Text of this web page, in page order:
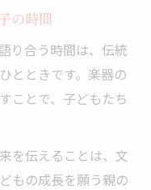
の時間
り合う時間は、伝統
とときです。楽器の
ことで、子どもたち
を伝えることは、文
もの成長を願う親の